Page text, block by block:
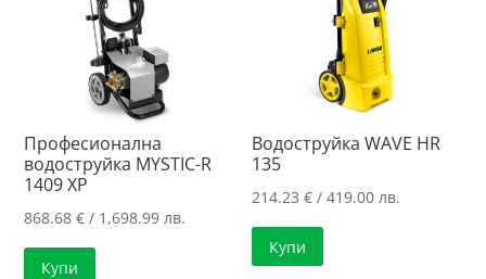
Професионална
водоструйка MYSTIC-R
1409 XP
868.68€ / 1,698.99 лв.
Купи
Водоструйка WAVE HR
135
214.23€ / 419.00 лв.
Купи